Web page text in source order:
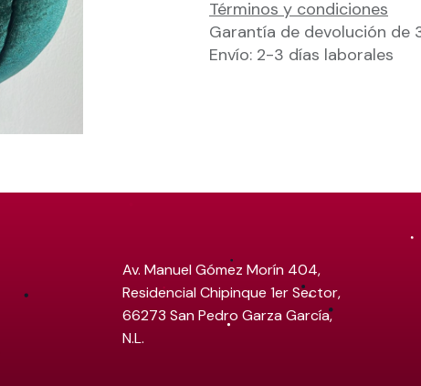
Términos y condiciones
Garantía de devolución de
Envío: 2-3 días laborales
Av. Manuel Gómez Morín 404,
Residencial Chipinque 1er Sector,
66273 San Pedro Garza García,
N.L.